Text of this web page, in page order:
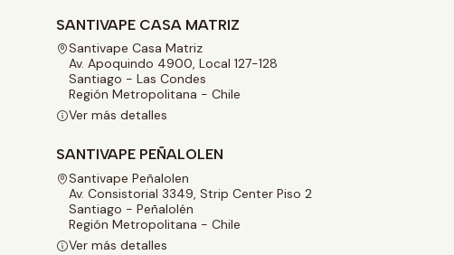
SANTIVAPE CASA MATRIZ
Santivape Casa Matriz
Av. Apoquindo 4900, Local 127-128
Santiago - Las Condes
Región Metropolitana - Chile
Ver más detalles
SANTIVAPE PEÑALOLEN
Santivape Peñalolen
Av. Consistorial 3349, Strip Center Piso 2
Santiago - Peñalolén
Región Metropolitana - Chile
Ver más detalles